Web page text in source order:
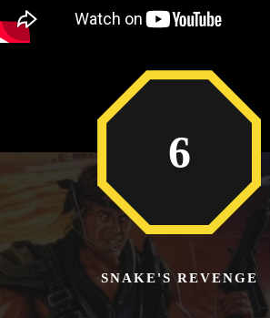
SNAKE'S REVENGE
6